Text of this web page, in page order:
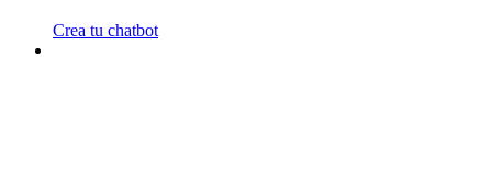
Crea tu chatbot